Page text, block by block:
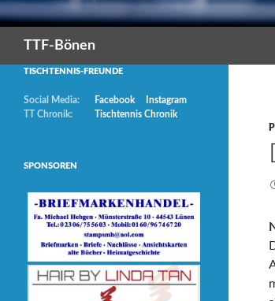
TTF-Bönen
TISCHTENNIS-FREUNDE
Social Media: Facebook
Instagram
TT Chronik:
Tischtennis Chronik
SPONSOREN